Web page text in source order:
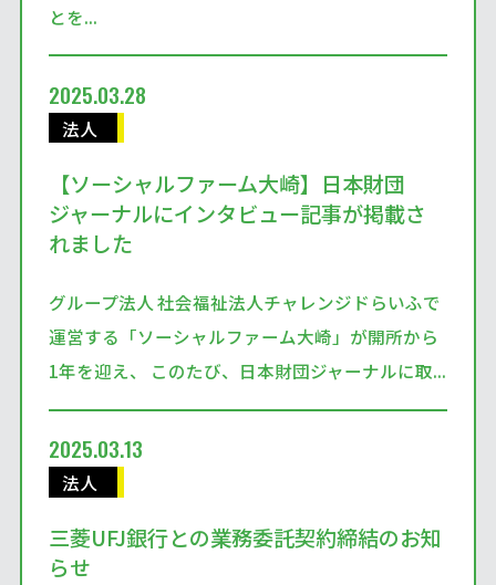
とを...
2025.03.28
法人
【ソーシャルファーム大崎】日本財団
ジャーナルにインタビュー記事が掲載さ
れました
グループ法人 社会福祉法人チャレンジドらいふで
運営する「ソーシャルファーム大崎」が開所から
1年を迎え、 このたび、日本財団ジャーナルに取...
2025.03.13
法人
三菱UFJ銀行との業務委託契約締結のお知
らせ